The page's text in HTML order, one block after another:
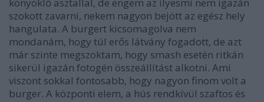
szokott zavarni, nekem nagyon bejött az egész hely
hangulata. A burgert kicsomagolva nem
mondanám, hogy túl erős látvány fogadott, de azt
már szinte megszoktam, hogy smash esetén ritkán
sikerül igazán fotogén összeállítást alkotni. Ami
viszont sokkal fontosabb, hogy nagyon finom volt a
burger. A központi elem, a hús rendkívül szaftos és